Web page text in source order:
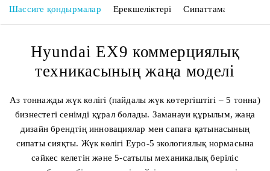
Шассиге қондырмалар Ерекшеліктері Сипаттамалары
Hyundai EX9 коммерциялық
техникасының жаңа моделі
Аз тоннажды жүк көлігі (пайдалы жүк көтергіштігі – 5 тонна)
бизнестегі сенімді құрал болады. Заманауи құрылым, жаңа
дизайн брендтің инновациялар мен сапаға қатынасының
сипаты сияқты. Жүк көлігі Еуро-5 экологиялық нормасына
сәйкес келетін және 5-сатылы механикалық беріліс